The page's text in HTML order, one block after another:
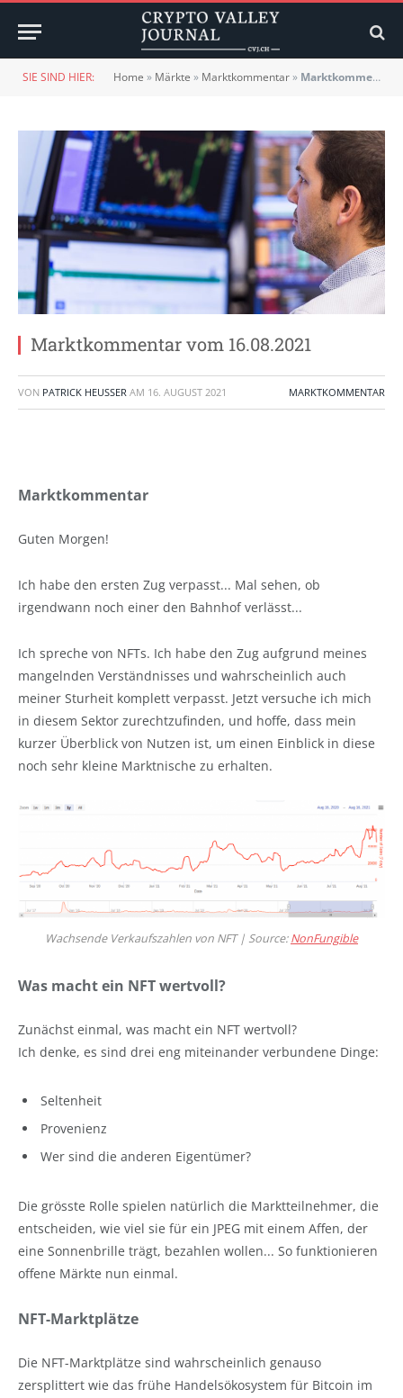
SIE SIND HIER: Home » Märkte » Marktkommentar» Marktkommentar vom 16.08.2021
Marktkommentar vom 16.08.2021
VON PATRICK HEUSSER AM 16. AUGUST 2021 MARKTKOMMENTAR
Marktkommentar
Guten Morgen!
Ich habe den ersten Zug verpasst... Mal sehen, ob
irgendwann noch einer den Bahnhof verlässt...
Ich spreche von NFTs. Ich habe den Zug aufgrund meines
mangelnden Verständnisses und wahrscheinlich auch
meiner Sturheit komplett verpasst. Jetzt versuche ich mich
in diesem Sektor zurechtzufinden, und hoffe, dass mein
kurzer Überblick von Nutzen ist, um einen Einblick in diese
noch sehr kleine Marktnische zu erhalten.
Wachsende Verkaufszahlen von NFT | Source:NonFungible
Was macht ein NFT wertvoll?
Zunächst einmal, was macht ein NFT wertvoll?
Ich denke, es sind drei eng miteinander verbundene Dinge:
Seltenheit
Provenienz
Wer sind die anderen Eigentümer?
Die grösste Rolle spielen natürlich die Marktteilnehmer, die
entscheiden, wie viel sie für ein JPEG mit einem Affen, der
eine Sonnenbrille trägt, bezahlen wollen... So funktionieren
offene Märkte nun einmal.
NFT-Marktplätze
Die NFT-Marktplätze sind wahrscheinlich genauso
zersplittert wie das frühe Handelsökosystem für Bitcoin im